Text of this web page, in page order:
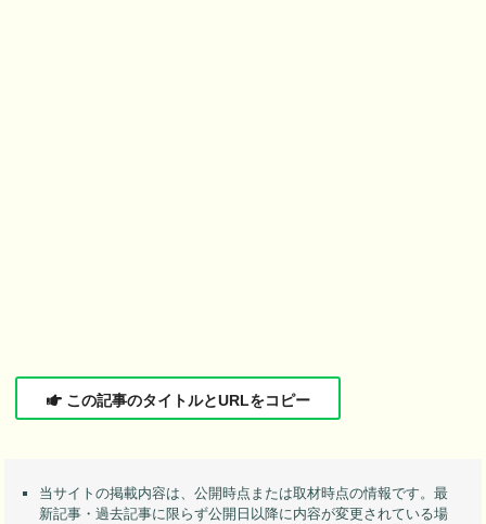
この記事のタイトルとURLをコピー
当サイトの掲載内容は、公開時点または取材時点の情報です。最
新記事・過去記事に限らず公開日以降に内容が変更されている場